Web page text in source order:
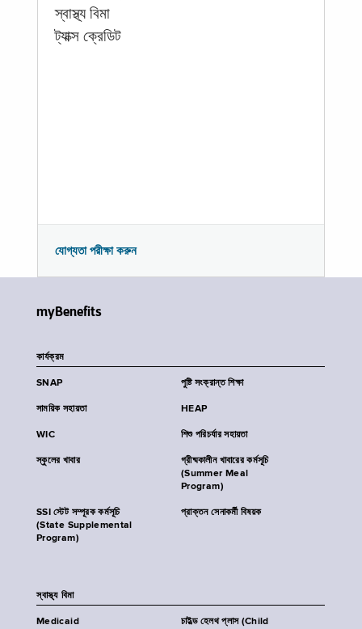
স্বাস্থ্য বিমা
ট্যাক্স ক্রেডিট
যোগ্যতা পরীক্ষা করুন
myBenefits
কার্যক্রম
SNAP পুষ্টি সংক্রান্ত শিক্ষা
সাময়িক সহায়তা HEAP
WIC শিশু পরিচর্যার সহায়তা
স্কুলের খাবার
গ্রীষ্মকালীন খাবারের কর্মসূচি
(Summer Meal
Program)
SSI স্টেট সম্পূরক কর্মসূচি
(State Supplemental
Program)
প্রাক্তন সেনাকর্মী বিষয়ক
স্বাস্থ্য বিমা
Medicaid
চাইল্ড হেলথ প্লাস (Child